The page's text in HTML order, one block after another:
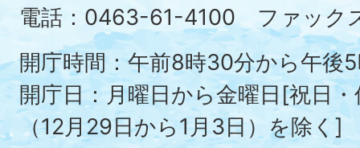
電話：0463-61-4100 ファック
開庁時間：午前8時30分から午後
開庁日：月曜日から金曜日[祝日
（12月29日から1月3日）を除く]